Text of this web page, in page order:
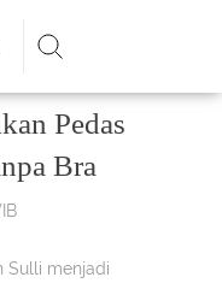
Pedas
Bra
Sulli menjadi